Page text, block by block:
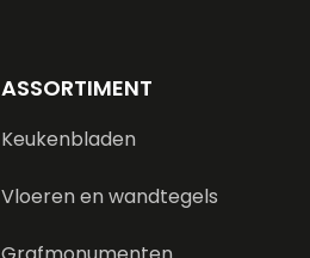
ASSORTIMENT
Keukenbladen
Vloeren en wandtegels